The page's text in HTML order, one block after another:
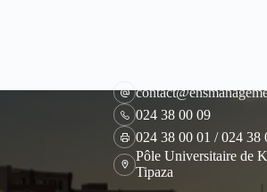
024 38 00 09
024 38 00 01 / 024 38
Pôle Universitaire de
Tipaza